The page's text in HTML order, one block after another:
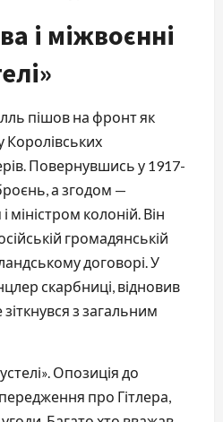
і міжвоєнні
пішов на фронт як
Повернувшись у 1917-
а згодом —
міністром колоній. Він
громадянській
договорі. У
скарбниці, відновив
з загальним
Опозиція до
про Гітлера,